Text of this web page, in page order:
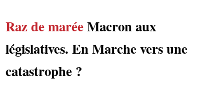
Raz de maréeMacron aux
législatives. En Marche vers une
catastrophe ?